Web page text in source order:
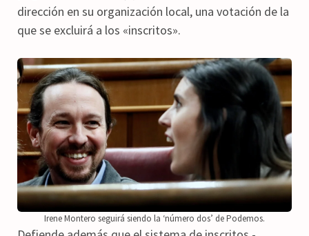
dirección en su organización local, una votación de la
que se excluirá a los «inscritos».
Irene Montero seguirá siendo la ‘número dos’ de Podemos.